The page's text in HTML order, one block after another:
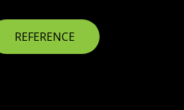
REFERENCE